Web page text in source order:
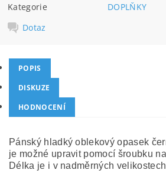
Kategorie
DOPLŇKY
Dotaz
POPIS
DISKUZE
HODNOCENÍ
Pánský hladký oblekový opasek
je možné upravit pomocí šroubku
Délka je i v nadměrných